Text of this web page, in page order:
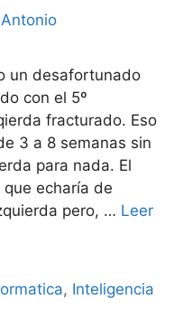
un desafortunado
con el 5º
fracturado. Eso
3 a 8 semanas sin
para nada. El
echaría de
pero, … Leer
, Inteligencia